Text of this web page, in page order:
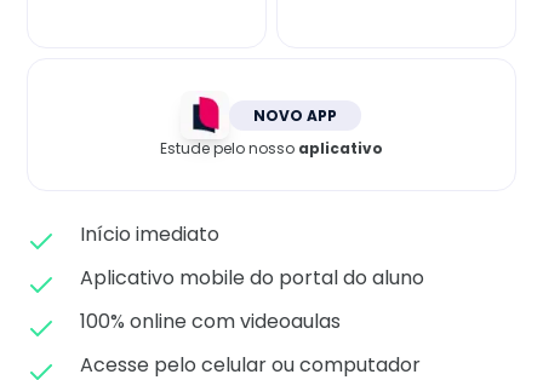
NOVO APP
Estude pelo nosso aplicativo
Início imediato
Aplicativo mobile do portal do aluno
100% online com videoaulas
Acesse pelo celular ou computador